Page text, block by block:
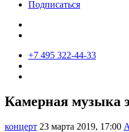
Подписаться
+7 495 322-44-33
Камерная музыка
концерт 23 марта 2019, 17:00